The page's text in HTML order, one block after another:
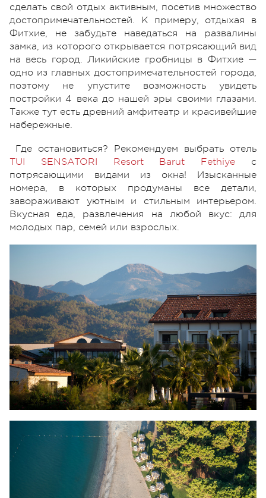
сделать свой отдых активным, посетив множество
достопримечательностей. К примеру, отдыхая в
Фитхие, не забудьте наведаться на развалины
замка, из которого открывается потрясающий вид
на весь город. Ликийские гробницы в Фитхие —
одно из главных достопримечательностей города,
поэтому не упустите возможность увидеть
постройки 4 века до нашей эры своими глазами.
Также тут есть древний амфитеатр и красивейшие
набережные.
Где остановиться? Рекомендуем выбрать отель
TUI SENSATORI Resort Barut Fethiye с
потрясающими видами из окна! Изысканные
номера, в которых продуманы все детали,
завораживают уютным и стильным интерьером.
Вкусная еда, развлечения на любой вкус: для
молодых пар, семей или взрослых.